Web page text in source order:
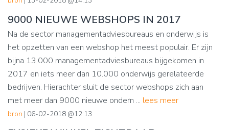
9000 NIEUWE WEBSHOPS IN 2017
Na de sector managementadviesbureaus en onderwijs is
het opzetten van een webshop het meest populair. Er zijn
bijna 13.000 managementadviesbureaus bijgekomen in
2017 en iets meer dan 10.000 onderwijs gerelateerde
bedrijven. Hierachter sluit de sector webshops zich aan
met meer dan 9000 nieuwe ondern ... lees meer
bron | 06-02-2018 @12:13